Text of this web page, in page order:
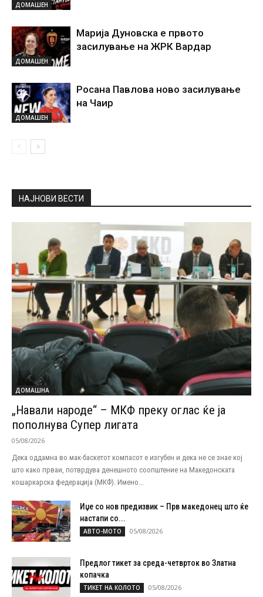
ДОМАШЕН
ДОМАШЕН
Марија Дуновска е првото
засилување на ЖРК Вардар
ДОМАШЕН
Росана Павлова ново засилување
на Чаир
НАЈНОВИ ВЕСТИ
ДОМАШНА
„Навали народе“ – МКФ преку оглас ќе ја
пополнува Супер лигата
05/08/2026
Дека оддамна во мак-баскетот компасот е изгубен и дека не се знае кој
што како прваи, потврдува денешното соопштение на Македонската
кошаркарска федерација (МКФ). Имено...
Иџе со нов предизвик – Прв македонец што ќе
настапи со...
АВТО-МОТО 05/08/2026
Предлог тикет за среда-четврток во Златна
копачка
ТИКЕТ НА КОЛОТО 05/08/2026